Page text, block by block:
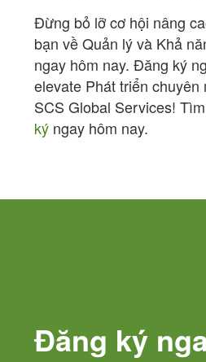
Đừng bỏ lỡ cơ hội nâng
bạn về Quản lý và Khả
ngay hôm nay. Đăng ký
elevate Phát triển chuyên
SCS Global Services!
ký ngay hôm nay.
Đăng ký